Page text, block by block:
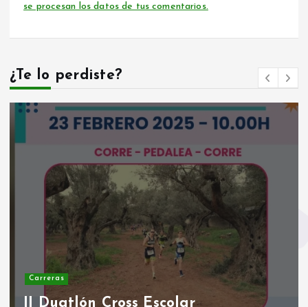
se procesan los datos de tus comentarios.
¿Te lo perdiste?
Carreras
Resumen Rodanas Trail Race 2024